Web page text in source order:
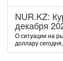
NUR.KZ:
декабря
О ситуации на
доллару